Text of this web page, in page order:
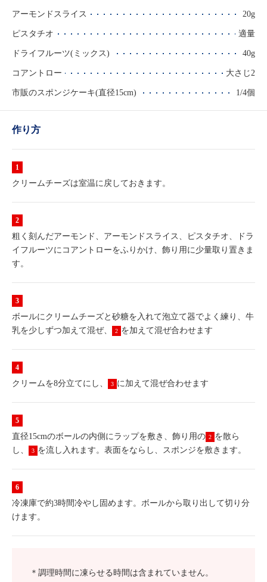
アーモンドスライス 20g
ピスタチオ 適量
ドライフルーツ(ミックス) 40g
コアントロー 大さじ2
市販のスポンジケーキ(直径15cm) 1/4個
作り方
クリームチーズは室温に戻しておきます。
粗く刻んだアーモンド、アーモンドスライス、ピスタチオ、ドラ
イフルーツにコアントローをふりかけ、飾り用に少量取り置きま
す。
ボールにクリームチーズと砂糖を入れて泡立て器でよく練り、牛
乳を少しずつ加えて混ぜ、
2 を加えて混ぜ合わせます
クリームを8分立てにし、 3 に加えて混ぜ合わせます
直径15cmのボールの内側にラップを敷き、飾り用の 2 を散ら
し、
3 を流し入れます。表面をならし、スポンジを敷きます。
冷凍庫で約3時間冷やし固めます。ボールから取り出して切り分
けます。
＊調理時間に凍らせる時間は含まれていません。